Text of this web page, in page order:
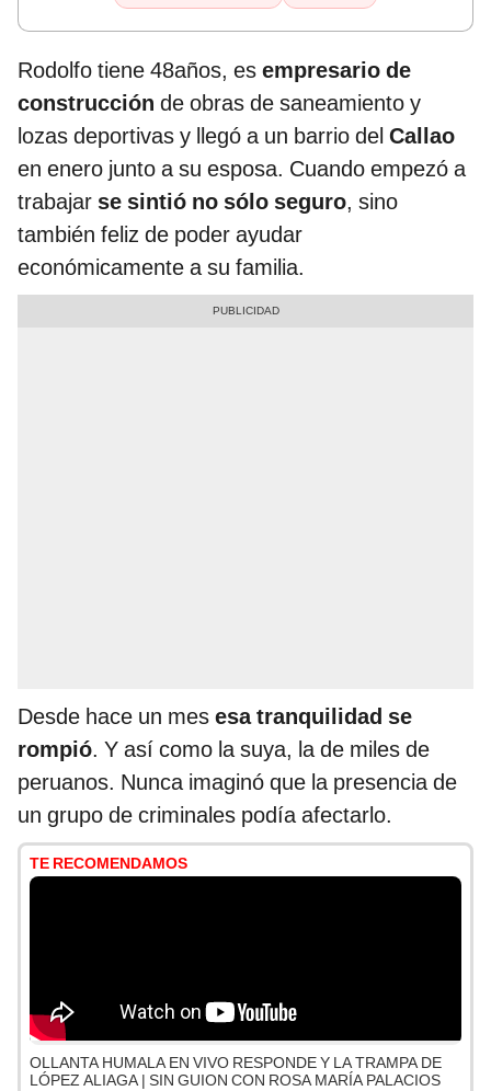
Rodolfo tiene 48años, es empresario de
construcción de obras de saneamiento y
lozas deportivas y llegó a un barrio del Callao
en enero junto a su esposa. Cuando empezó a
trabajar se sintió no sólo seguro, sino
también feliz de poder ayudar
económicamente a su familia.
Desde hace un mes esa tranquilidad se
rompió. Y así como la suya, la de miles de
peruanos. Nunca imaginó que la presencia de
un grupo de criminales podía afectarlo.
TE RECOMENDAMOS
OLLANTA HUMALA EN VIVO RESPONDE Y LA TRAMPA DE
LÓPEZ ALIAGA | SIN GUION CON ROSA MARÍA PALACIOS